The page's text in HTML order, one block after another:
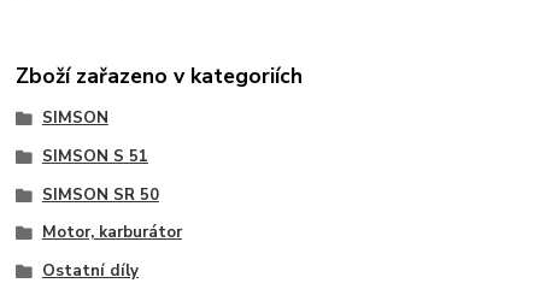
Zboží zařazeno v kategoriích
SIMSON
SIMSON S 51
SIMSON SR 50
Motor, karburátor
Ostatní díly